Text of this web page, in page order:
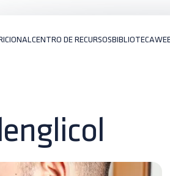
CENTRO DE RECURSOSBIBLIOTECA